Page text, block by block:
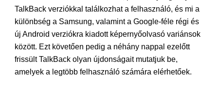
TalkBack verziókkal találkozhat a felhasználó, és mi a
különbség a Samsung, valamint a Google-féle régi és
új Android verziókra kiadott képernyőolvasó variánsok
között. Ezt követően pedig a néhány nappal ezelőtt
frissült TalkBack olyan újdonságait mutatjuk be,
amelyek a legtöbb felhasználó számára elérhetőek.